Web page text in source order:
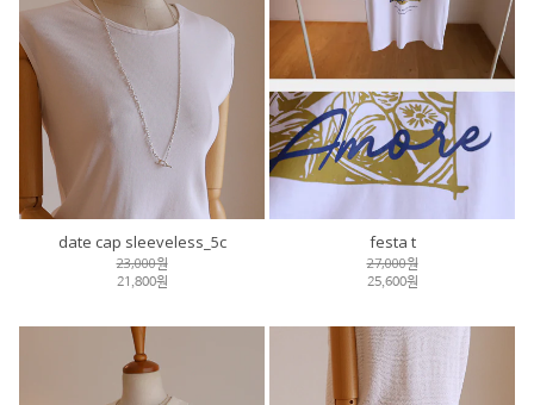
date cap sleeveless_5c
23,000원
21,800원
festa t
27,000원
25,600원